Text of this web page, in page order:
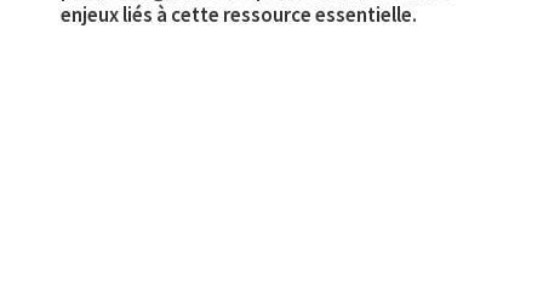
enjeux liés à cette ressource essentielle.